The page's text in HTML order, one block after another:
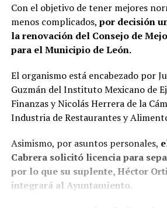
Con el objetivo de tener mejores
menos complicados, por decisión
la renovación del Consejo de
para el Municipio de León.
El organismo está encabezado por
Guzmán del Instituto Mexicano de
Finanzas y Nicolás Herrera de la
Industria de Restaurantes y
Asimismo, por asuntos personales,
Cabrera solicitó licencia para
por lo que su suplente, Héctor
integrará al Ayuntamiento.